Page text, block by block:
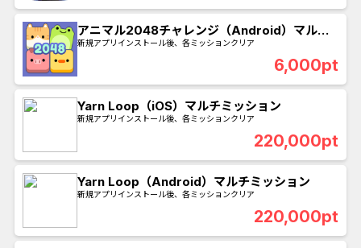
アニマル2048チャレンジ（Android）マルチ
ミッション
新規アプリインストール後、各ミッションクリア
6,000pt
Yarn Loop（iOS）マルチミッション
新規アプリインストール後、各ミッションクリア
220,000pt
Yarn Loop（Android）マルチミッション
新規アプリインストール後、各ミッションクリア
220,000pt